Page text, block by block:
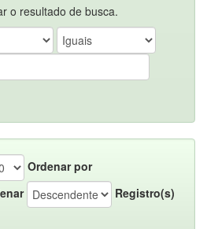
o resultado de busca.
Ordenar por
Registro(s)